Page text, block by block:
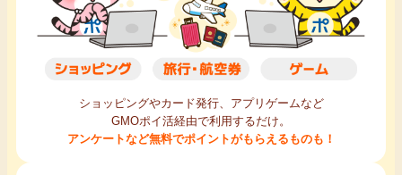
ショッピングやカード発行、アプリゲームなど
GMOポイ活経由で利用するだけ。
アンケートなど無料でポイントがもらえるものも！